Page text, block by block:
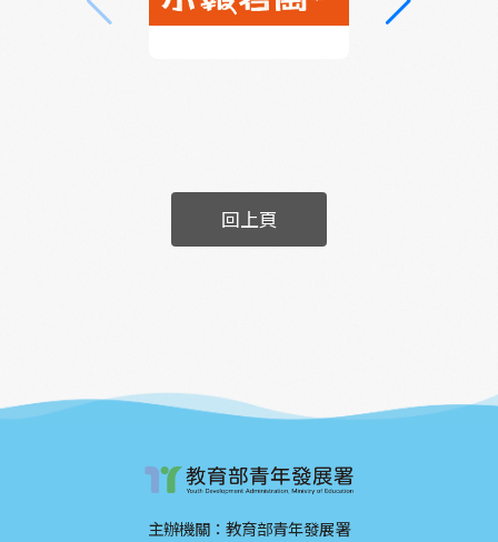
回上頁
主辦機關：教育部青年發展署